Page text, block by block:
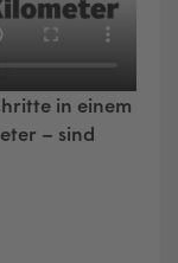
in einem
– sind